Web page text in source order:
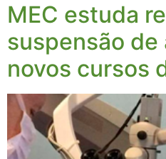
MEC estuda
suspensão
novos cursos